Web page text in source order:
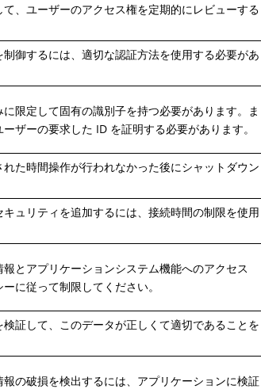
、ユーザーのアクセス権を定期的にレビューする
御するには、適切な認証方法を使用する必要があ
限定して固有の識別子を持つ必要があります。ま
ザーの要求した ID を証明する必要があります。
た時間操作が行われなかった後にシャットダウン
ュリティを追加するには、接続時間の制限を使用
とアプリケーションシステム機能へのアクセス
に従って制限してください。
証して、このデータが正しくて適切であることを
の破損を検出するには、アプリケーションに検証